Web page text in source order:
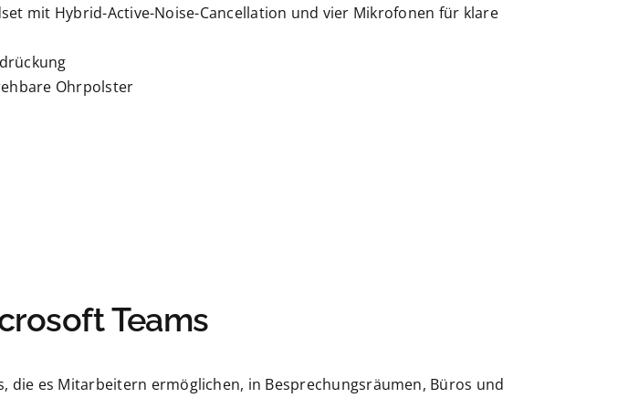
mit Hybrid-Active-Noise-Cancellation und vier Mikrofonen für klare
Ohrpolster
Teams
es Mitarbeitern ermöglichen, in Besprechungsräumen, Büros und